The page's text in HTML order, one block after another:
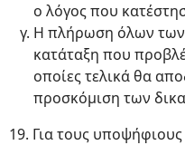
ο λόγος που
Η πλήρωση όλων των
κατάταξη που
οποίες τελικά θα
προσκόμιση των
19. Για τους